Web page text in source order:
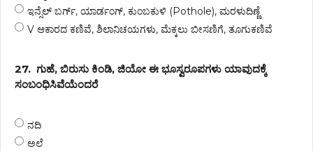
ಇನ್ಸೆಲ್ ಬರ್ಗ್, ಯಾರ್ಡಂಗ್, ಕುಂಬಕುಳಿ (Pothole), ಮರಳುದಿಣ್ಣೆ
V ಆಕಾರದ ಕಣಿವೆ, ಶಿಲಾನಿಚಯಗಳು, ಮೆಕ್ಕಲು ಬೀಸಣಿಗೆ, ತೂಗುಕಣಿವೆ
27. ಗುಹೆ, ಬಿರುಸು ಕಿಂಡಿ, ಜಿಯೋ ಈ ಭೂಸ್ವರೂಪಗಳು ಯಾವುದಕ್ಕೆ
ಸಂಬಂಧಿಸಿವೆಯೆಂದರೆ
ನದಿ
ಅಲೆ